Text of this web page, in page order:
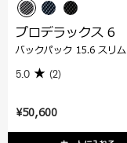
¥50,600
プロデラックス 6
バックパック 15.6 スリム
5.0 (2)